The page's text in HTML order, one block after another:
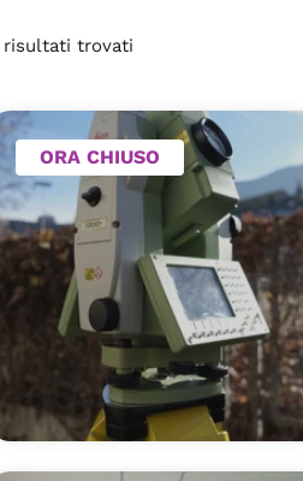
risultati trovati
ORA CHIUSO